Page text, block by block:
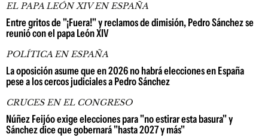
EL PAPA LEÓN XIV EN ESPAÑA
Entre gritos de "¡Fuera!" y reclamos de dimisión, Pedro Sánchez se
reunió con el papa León XIV
POLÍTICA EN ESPAÑA
La oposición asume que en 2026 no habrá elecciones en España
pese a los cercos judiciales a Pedro Sánchez
CRUCES EN EL CONGRESO
Núñez Feijóo exige elecciones para "no estirar esta basura" y
Sánchez dice que gobernará "hasta 2027 y más"